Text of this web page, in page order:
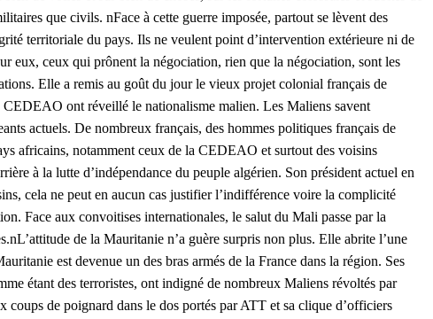
que civils. nFace à cette guerre imposée, partout se lèvent des
territoriale du pays. Ils ne veulent point d’intervention extérieure ni de
eux, ceux qui prônent la négociation, rien que la négociation, sont les
Elle a remis au goût du jour le vieux projet colonial français de
CEDEAO ont réveillé le nationalisme malien. Les Maliens savent
actuels. De nombreux français, des hommes politiques français de
africains, notamment ceux de la CEDEAO et surtout des voisins
à la lutte d’indépendance du peuple algérien. Son président actuel en
cela ne peut en aucun cas justifier l’indifférence voire la complicité
Face aux convoitises internationales, le salut du Mali passe par la
de la Mauritanie n’a guère surpris non plus. Elle abrite l’une
est devenue un des bras armés de la France dans la région. Ses
étant des terroristes, ont indigné de nombreux Maliens révoltés par
de poignard dans le dos portés par ATT et sa clique d’officiers